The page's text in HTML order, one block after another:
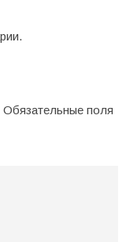
Обязательные поля